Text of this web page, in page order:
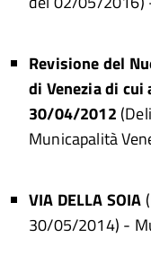
Revisione del
di Venezia di cui
30/04/2012
Municapalità
VIA DELLA SOIA
30/05/2014) -